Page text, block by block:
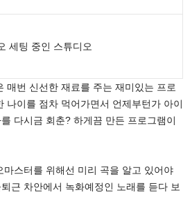
세팅 중인 스튜디오
매번 신선한 재료를 주는 재미있는 프로
나이를 점차 먹어가면서 언제부턴가 아이
다시금 회춘? 하게끔 만든 프로그램이
마스터를 위해선 미리 곡을 알고 있어야
근 차안에서 녹화예정인 노래를 듣다 보